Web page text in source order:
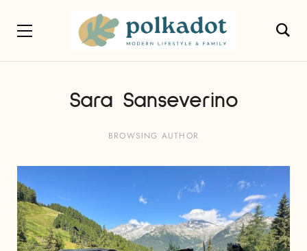
Sara Sanseverino
BROWSING AUTHOR